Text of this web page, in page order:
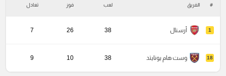
# الفريق لعب فوز تعادل
1 أرسنال 38
26
7
18 وست هام يونايتد 38
10
9